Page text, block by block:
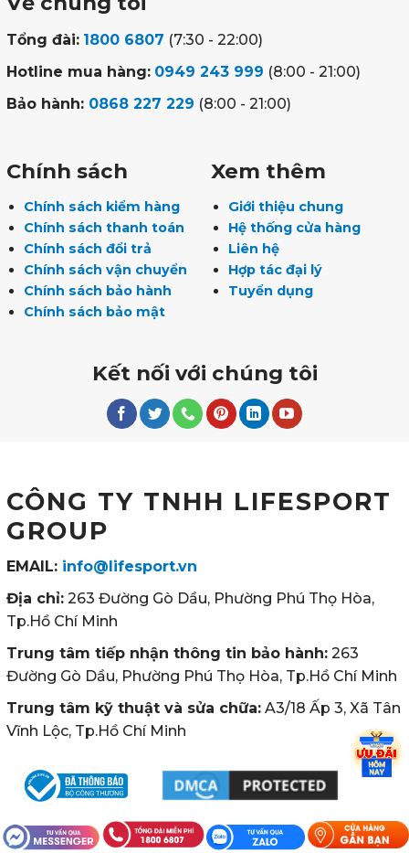
Tổng đài: 1800 6807 (7:30 - 22:00)
Hotline mua hàng: 0949 243 999 (8:00 - 21:00)
Bảo hành: 0868 227 229 (8:00 - 21:00)
Chính sách
Chính sách kiểm hàng
Chính sách thanh toán
Chính sách đổi trả
Chính sách vận chuyển
Chính sách bảo hành
Chính sách bảo mật
Xem thêm
Giới thiệu chung
Hệ thống cửa hàng
Liên hệ
Hợp tác đại lý
Tuyển dụng
Kết nối với chúng tôi
CÔNG TY TNHH LIFESPORT
GROUP
EMAIL: info@lifesport.vn
Địa chỉ: 263 Đường Gò Dầu, Phường Phú Thọ Hòa,
Tp.Hồ Chí Minh
Trung tâm tiếp nhận thông tin bảo hành: 263
Đường Gò Dầu, Phường Phú Thọ Hòa, Tp.Hồ Chí Minh
Trung tâm kỹ thuật và sửa chữa: A3/18 Ấp 3, Xã Tân
Vĩnh Lộc, Tp.Hồ Chí Minh